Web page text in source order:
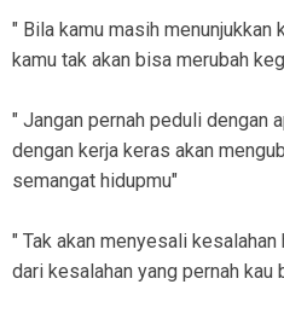
" Bila kamu masih menunjukkan
kamu tak akan bisa merubah
" Jangan pernah peduli dengan
dengan kerja keras akan
semangat hidupmu"
" Tak akan menyesali
dari kesalahan yang pernah kau